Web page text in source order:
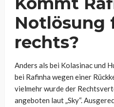
Notlösung
rechts?
Anders als bei Kolasinac und
bei Rafinha wegen einer
vielmehr wurde der
angeboten laut „Sky“.